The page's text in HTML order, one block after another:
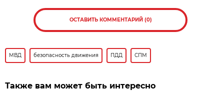
ОСТАВИТЬ КОММЕНТАРИЙ (0)
МВД безопасность движения ПДД СПМ
Также вам может быть интересно